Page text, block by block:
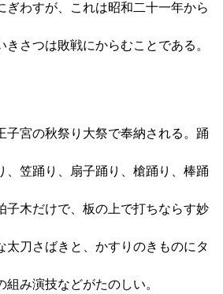
ぎわすが、これは昭和二十一年から
さつは敗戦にからむことである。
宮の秋祭り大祭で奉納される。踊
、笠踊り、扇子踊り、槍踊り、棒踊
子木だけで、板の上で打ちならす妙
太刀さばきと、かすりのきものにタ
組み演技などがたのしい。